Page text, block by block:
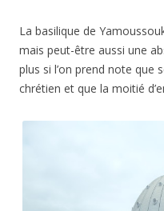
La basilique de
mais peut-être aussi une
plus si l’on prend note que
chrétien et que la moitié